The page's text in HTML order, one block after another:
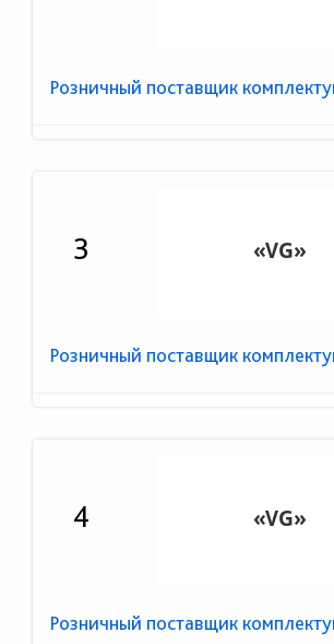
Розничный поставщик
3
Розничный поставщик
4
Розничный поставщик